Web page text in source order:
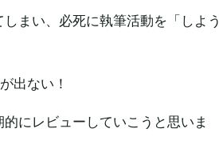
まい、必死に執筆活動を「しよう
出ない！
にレビューしていこうと思いま